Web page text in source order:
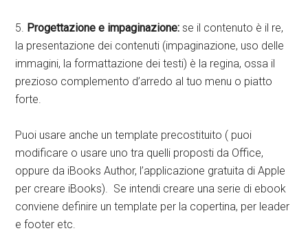
5. Progettazione e impaginazione: se il contenuto è il re,
la presentazione dei contenuti (impaginazione, uso delle
immagini, la formattazione dei testi) è la regina, ossa il
prezioso complemento d’arredo al tuo menu o piatto
forte.
Puoi usare anche un template precostituito ( puoi
modificare o usare uno tra quelli proposti da Office,
oppure da iBooks Author, l’applicazione gratuita di Apple
per creare iBooks). Se intendi creare una serie di ebook
conviene definire un template per la copertina, per leader
e footer etc.